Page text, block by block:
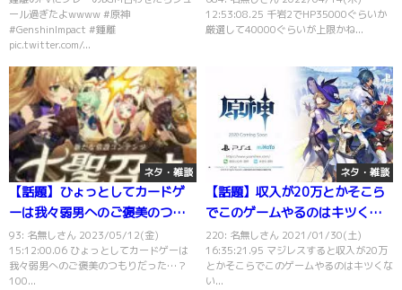
ール過ぎたよwwww #原神
#GenshinImpact #鍾離
pic.twitter.com/...
12:53:08.25 千岩2でHP35000ぐらいか
厳選して40000ぐらいが上限かね...
ネタ・雑談
【話題】ひょっとしてカードゲ
ーは我々弱男へのご褒美のつも
りだった…？
93: 名無しさん 2023/05/12(金)
15:12:00.06 ひょっとしてカードゲーは
我々弱男へのご褒美のつもりだった…？
100...
ネタ・雑談
【話題】収入が20万とかそこら
でこのゲームやるのはキツくな
いか？
220: 名無しさん 2021/01/30(土)
16:35:21.95 マジレスすると収入が20万
とかそこらでこのゲームやるのはキツくな
い...